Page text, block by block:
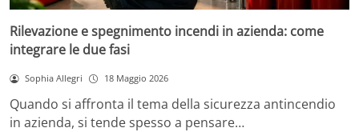
Rilevazione e spegnimento incendi in azienda: come
integrare le due fasi
Sophia Allegri 18 Maggio 2026
Quando si affronta il tema della sicurezza antincendio
in azienda, si tende spesso a pensare…